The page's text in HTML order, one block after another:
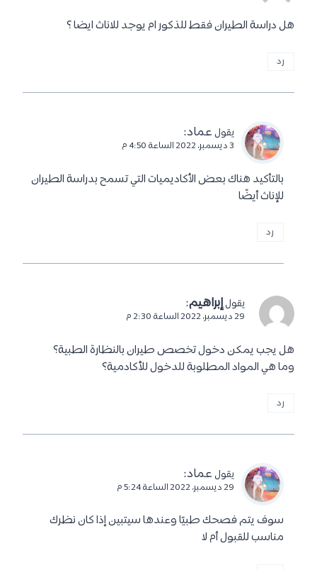
هل دراسة الطيران فقط للذكور ام يوجد للاناث ايضا ؟
رد
يقول عماد:
3 ديسمبر، 2022 الساعة 4:50 م
بالتأكيد هناك بعض الأكاديميات التي تسمح بدراسة الطيران
للإناث أيضًا
رد
يقول إبراهيم:
29 ديسمبر، 2022 الساعة 2:30 م
هل يجب يمكن دخول تخصص طيران بالنظارة الطبية؟
وما هي المواد المطلوبة للدخول للأكادمية؟
رد
يقول عماد:
29 ديسمبر، 2022 الساعة 5:24 م
سوف يتم فصحك طبيًا وعندها سيتبين إذا كان نظرك
مناسب للقبول أم لا